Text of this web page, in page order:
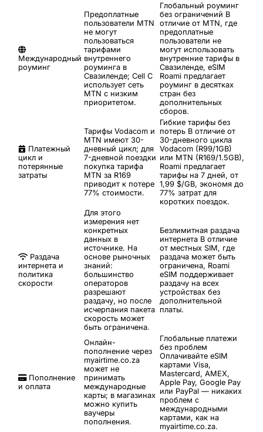
Международный
роуминг
Предоплатные
пользователи MTN
не могут
пользоваться
тарифами
внутреннего
роуминга в
Свазиленде; Cell C
использует сеть
MTN с низким
приоритетом.
Глобальный роуминг
без ограничений В
отличие от MTN, где
предоплатные
пользователи не
могут использовать
внутренние тарифы в
Свазиленде, eSIM
Roami предлагает
роуминг в десятках
стран без
дополнительных
сборов.
Платежный
цикл и
потерянные
затраты
Тарифы Vodacom и
MTN имеют 30-
дневный цикл; для
7-дневной поездки
покупка тарифа
MTN за R169
приводит к потере
77% стоимости.
Гибкие тарифы без
потерь В отличие от
30-дневного цикла
Vodacom (R99/1GB)
или MTN (R169/1.5GB),
Roami предлагает
тарифы на 7 дней, от
1,99 $/GB, экономя до
77% затрат для
коротких поездок.
Раздача
интернета и
политика
скорости
Для этого
измерения нет
конкретных
данных в
источнике. На
основе рыночных
знаний:
большинство
операторов
разрешают
раздачу, но после
исчерпания пакета
скорость может
быть ограничена.
Безлимитная раздача
интернета В отличие
от местных SIM, где
раздача может быть
ограничена, Roami
eSIM поддерживает
раздачу на всех
устройствах без
дополнительной
платы.
Пополнение
и оплата
Онлайн-
пополнение через
myairtime.co.za
может не
принимать
международные
карты; в магазинах
можно купить
ваучеры
пополнения.
Глобальные платежи
без проблем
Оплачивайте eSIM
картами Visa,
Mastercard, AMEX,
Apple Pay, Google Pay
или PayPal — никаких
проблем с
международными
картами, как на
myairtime.co.za.